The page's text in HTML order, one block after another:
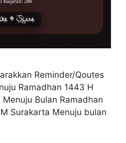
Reminder/Qoutes
Ramadhan 1443 H
Bulan Ramadhan
Surakarta Menuju bulan